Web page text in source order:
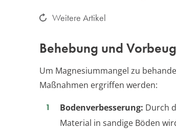
Weitere Artikel
Behebung und
Um Magnesiummangel zu
Maßnahmen ergriffen werden:
Bodenverbesserung: Durch
Material in sandige Böden